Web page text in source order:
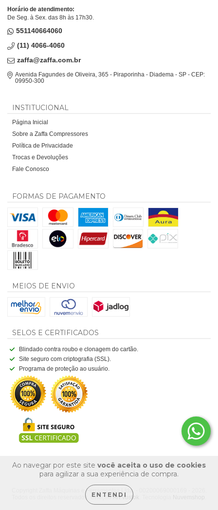
Ao navegar por este site você aceita o uso de cookies
para agilizar a sua experiência de compra.
ENTENDI
Horário de atendimento:
De Seg. à Sex. das 8h às 17h30.
551140664060
(11) 4066-4060
zaffa@zaffa.com.br
Avenida Fagundes de Oliveira, 365 - Piraporinha - Diadema - SP - CEP:
09950-300
INSTITUCIONAL
Página Inicial
Sobre a Zaffa Compressores
Política de Privacidade
Trocas e Devoluções
Fale Conosco
FORMAS DE PAGAMENTO
MEIOS DE ENVIO
SELOS E CERTIFICADOS
Blindado contra roubo e clonagem do cartão.
Site seguro com criptografia (SSL).
Programa de proteção ao usuário.
Copyright Zaffa Máquinas e Ferramentas Ltda. - 00200069000169 - 2026.
Todos os direitos reservados. Criação Art Vostok